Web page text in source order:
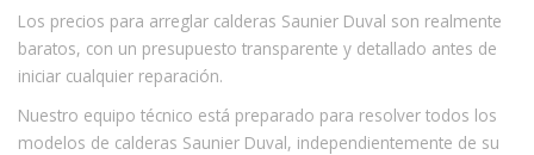
Los precios para arreglar calderas Saunier Duval son realmente
baratos, con un presupuesto transparente y detallado antes de
iniciar cualquier reparación.
Nuestro equipo técnico está preparado para resolver todos los
modelos de calderas Saunier Duval, independientemente de su